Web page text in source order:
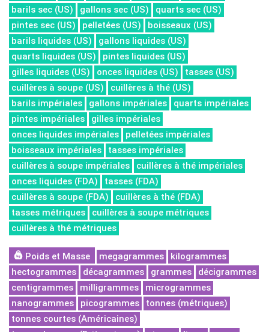
barils sec (US)
gallons sec (US)
quarts sec (US)
pintes sec (US)
pelletées (US)
boisseaux (US)
barils liquides (US)
gallons liquides (US)
quarts liquides (US)
pintes liquides (US)
gilles liquides (US)
onces liquides (US)
tasses (US)
cuillères à soupe (US)
cuillères à thé (US)
barils impériales
gallons impériales
quarts impériales
pintes impériales
gilles impériales
onces liquides impériales
pelletées impériales
boisseaux impériales
tasses impériales
cuillères à soupe impériales
cuillères à thé impériales
onces liquides (FDA)
tasses (FDA)
cuillères à soupe (FDA)
cuillères à thé (FDA)
tasses métriques
cuillères à soupe métriques
cuillères à thé métriques
Poids et Masse megagrammes
kilogrammes
hectogrammes
décagrammes grammes
décigrammes
centigrammes
milligrammes
microgrammes
nanogrammes
picogrammes
tonnes (métriques)
tonnes courtes (Américaines)